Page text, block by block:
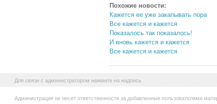
Похожие новости:
Кажется ее уже закапывать пора
Все кажется и кажется
Показалось так показалось!
И вновь кажется и кажется
Все кажется и кажется
Для связи с администратором нажмите на надпись
Администрация не несет ответственности за добавленные пользователями